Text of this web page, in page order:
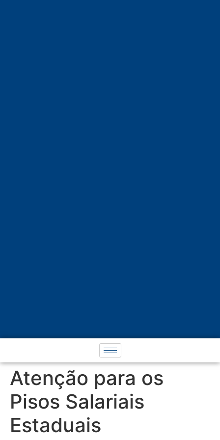
Atenção para os
Pisos Salariais
Estaduais